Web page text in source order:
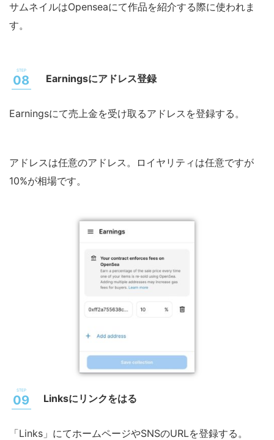
サムネイルはOpenseaにて作品を紹介する際に使われま
す。
Earningsにアドレス登録
Earningsにて売上金を受け取るアドレスを登録する。
アドレスは任意のアドレス。ロイヤリティは任意ですが
10%が相場です。
Linksにリンクをはる
「Links」にてホームページやSNSのURLを登録する。